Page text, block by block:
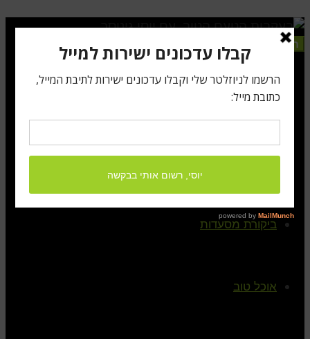
תפריט
ראשי
ביקורת מסעדות
אוכל טוב